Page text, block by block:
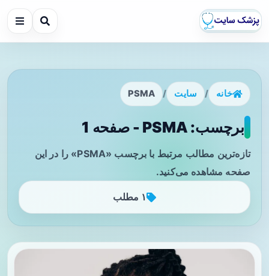
خانه / سایت /
PSMA
برچسب: PSMA - صفحه 1
تازه‌ترین مطالب مرتبط با برچسب «PSMA» را در این
صفحه مشاهده می‌کنید.
۱ مطلب